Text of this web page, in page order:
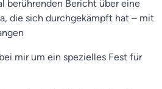
berührenden Bericht über eine
die sich durchgekämpft hat – mit
mir um ein spezielles Fest für